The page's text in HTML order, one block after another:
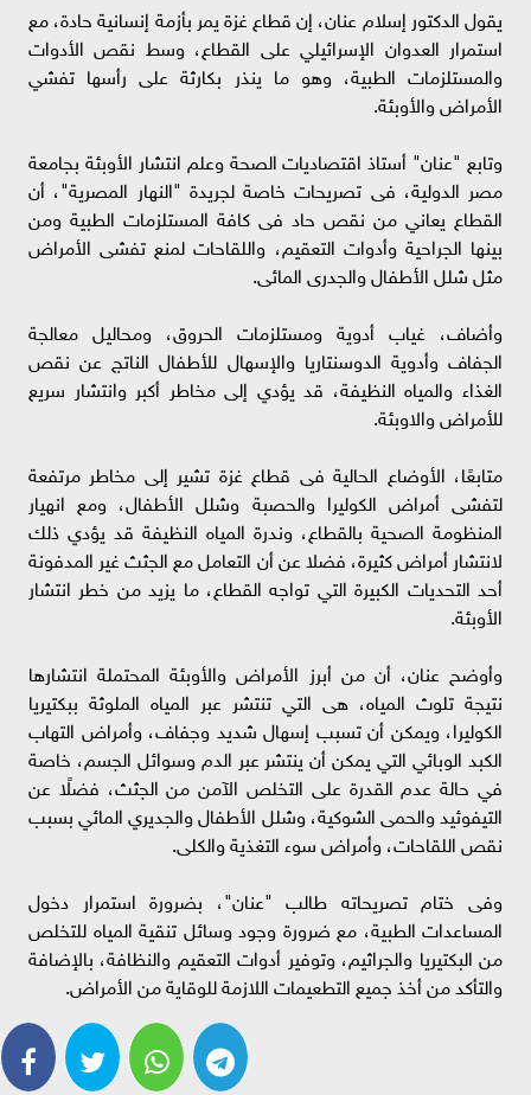
يقول الدكتور إسلام عنان، إن قطاع غزة يمر بأزمة إنسانية حادة، مع
استمرار العدوان الإسرائيلي على القطاع، وسط نقص الأدوات
والمستلزمات الطبية، وهو ما ينذر بكارثة على رأسها تفشي
الأمراض والأوبئة.
وتابع "عنان" أستاذ اقتصاديات الصحة وعلم انتشار الأوبئة بجامعة
مصر الدولية، فى تصريحات خاصة لجريدة "النهار المصرية"، أن
القطاع يعاني من نقص حاد فى كافة المستلزمات الطبية ومن
بينها الجراحية وأدوات التعقيم، واللقاحات لمنع تفشى الأمراض
مثل شلل الأطفال والجدرى المائى.
وأضاف، غياب أدوية ومستلزمات الحروق، ومحاليل معالجة
الجفاف وأدوية الدوسنتاريا والإسهال للأطفال الناتج عن نقص
الغذاء والمياه النظيفة، قد يؤدي إلى مخاطر أكبر وانتشار سريع
للأمراض والاوبئة.
متابعًا، الأوضاع الحالية فى قطاع غزة تشير إلى مخاطر مرتفعة
لتفشى أمراض الكوليرا والحصبة وشلل الأطفال، ومع انهيار
المنظومة الصحية بالقطاع، وندرة المياه النظيفة قد يؤدي ذلك
لانتشار أمراض كثيرة، فضلا عن أن التعامل مع الجثث غير المدفونة
أحد التحديات الكبيرة التي تواجه القطاع، ما يزيد من خطر انتشار
الأوبئة.
وأوضح عنان، أن من أبرز الأمراض والأوبئة المحتملة انتشارها
نتيجة تلوث المياه، هى التي تنتشر عبر المياه الملوثة ببكتيريا
الكوليرا، ويمكن أن تسبب إسهال شديد وجفاف، وأمراض التهاب
الكبد الوبائي التي يمكن أن ينتشر عبر الدم وسوائل الجسم، خاصة
في حالة عدم القدرة على التخلص الآمن من الجثث، فضلًا عن
التيفوئيد والحمى الشوكية، وشلل الأطفال والجديري المائي بسبب
نقص اللقاحات، وأمراض سوء التغذية والكلى.
وفى ختام تصريحاته طالب "عنان"، بضرورة استمرار دخول
المساعدات الطبية، مع ضرورة وجود وسائل تنقية المياه للتخلص
من البكتيريا والجراثيم، وتوفير أدوات التعقيم والنظافة، بالإضافة
والتأكد من أخذ جميع التطعيمات اللازمة للوقاية من الأمراض.